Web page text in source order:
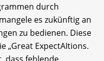
durch
es zukünftig an
zu bedienen. Diese
„Great ExpectAItions.